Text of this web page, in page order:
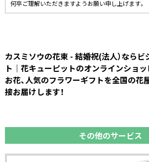
何卒ご理解いただきますようお願い申し上げます。
カスミソウの花束 - 結婚祝(法人）なら
ト｜花キューピットのオンラインショ
お花、人気のフラワーギフトを全国の花
接お届けします！
その他のサービス